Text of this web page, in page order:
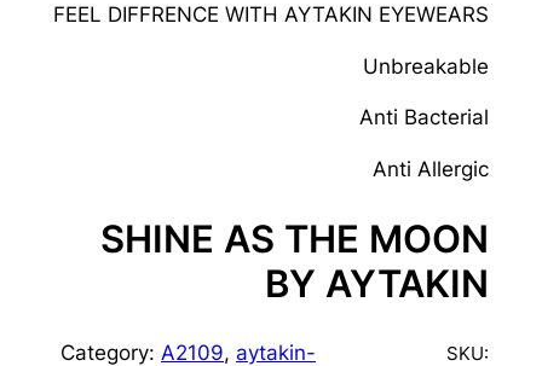
FEEL DIFFRENCE WITH AYTAKIN EYEWEARS
Unbreakable
Anti Bacterial
Anti Allergic
SHINE AS THE MOON
BY AYTAKIN
SKU:
Category: A2109, aytakin-